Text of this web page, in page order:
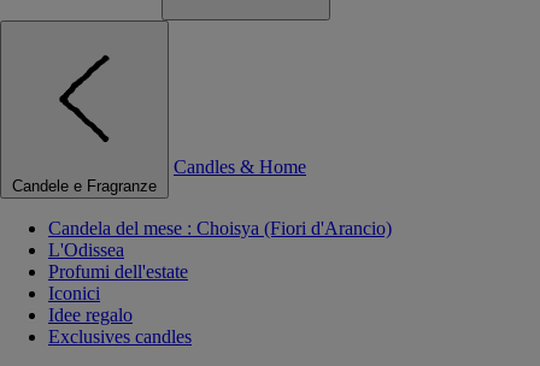
Candele e Fragranze
Candles & Home
Candela del mese : Choisya (Fiori d'Arancio)
L'Odissea
Profumi dell'estate
Iconici
Idee regalo
Exclusives candles